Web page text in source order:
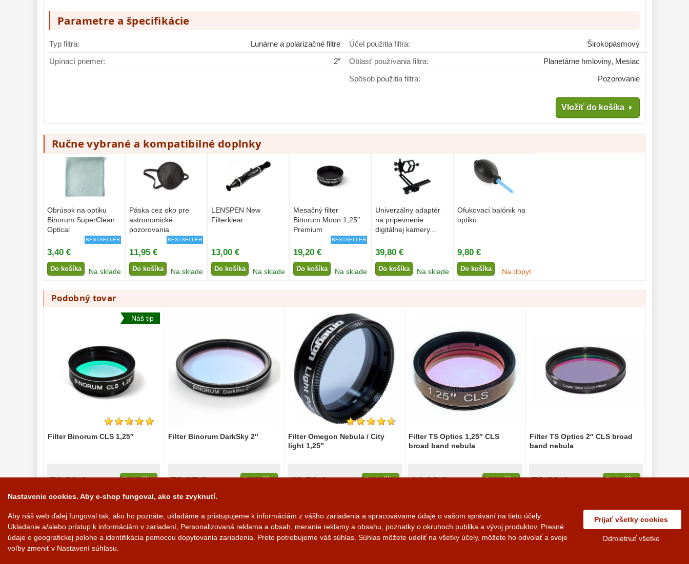
Parametre a špecifikácie
Typ filtra:
Lunárne a polarizačné filtre
Upínací priemer:
2″
Účel použitia filtra:
Širokopásmový
Oblasť používania filtra:
Planetárne hmloviny, Mesiac
Spôsob použitia filtra:
Pozorovanie
Vložiť do košíka
Ručne vybrané a kompatibilné doplnky
Obrúsok na optiku
Binorum SuperClean
Optical
BESTSELLER
3,40 €
Do košíka Na sklade
Páska cez oko pre
astronomické
pozorovania
BESTSELLER
11,95 €
Do košíka Na sklade
LENSPEN New
Filterklear
13,00 €
Do košíka Na sklade
Mesačný filter
Binorum Moon 1,25″
Premium
BESTSELLER
19,20 €
Do košíka Na sklade
Univerzálny adaptér
na pripevnenie
digitálnej kamery...
39,80 €
Do košíka Na sklade
Ofukovací balónik na
optiku
9,80 €
Do košíka Na dopyt
Podobný tovar
Náš tip
Filter Binorum CLS 1,25″
71,80 € Do košíka
Filter Binorum DarkSky 2″
79,95 € Do košíka
Filter Omegon Nebula / City
light 1,25″
48,50 € Do košíka
Filter TS Optics 1,25″ CLS
broad band nebula
64,00 € Do košíka
Filter TS Optics 2″ CLS broad
band nebula
79,80 € Do košíka
© 2014 - 2026 Vedius Soft s.r.o.
Nastavenie cookies. Aby e-shop fungoval, ako ste zvyknutí.
Aby náš web ďalej fungoval tak, ako ho poznáte, ukladáme a pristupujeme k informáciám z vášho zariadenia a spracovávame údaje o vašom správaní na tieto účely:
Ukladanie a/alebo prístup k informáciám v zariadení, Personalizovaná reklama a obsah, meranie reklamy a obsahu, poznatky o okruhoch publika a vývoj produktov, Presné
údaje o geografickej polohe a identifikácia pomocou dopytovania zariadenia. Preto potrebujeme váš súhlas. Súhlas môžete udeliť na všetky účely, môžete ho odvolať a svoje
voľby zmeniť v Nastavení súhlasu.
Prijať všetky cookies
Odmietnuť všetko